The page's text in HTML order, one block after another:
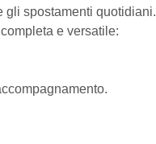
gli spostamenti quotidiani.
e versatile: